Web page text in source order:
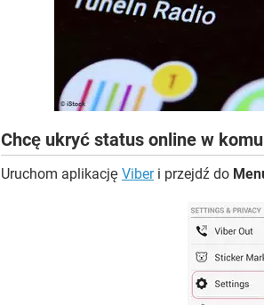
Chcę ukryć status online w
Uruchom aplikację Viberi przejdź do